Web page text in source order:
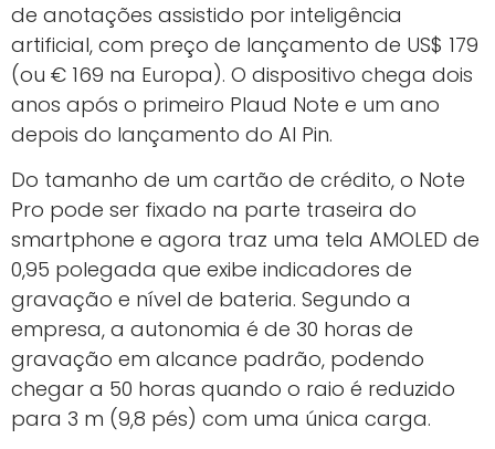
de anotações assistido por inteligência
artificial, com preço de lançamento de US$ 179
(ou € 169 na Europa). O dispositivo chega dois
anos após o primeiro Plaud Note e um ano
depois do lançamento do AI Pin.
Do tamanho de um cartão de crédito, o Note
Pro pode ser fixado na parte traseira do
smartphone e agora traz uma tela AMOLED de
0,95 polegada que exibe indicadores de
gravação e nível de bateria. Segundo a
empresa, a autonomia é de 30 horas de
gravação em alcance padrão, podendo
chegar a 50 horas quando o raio é reduzido
para 3 m (9,8 pés) com uma única carga.